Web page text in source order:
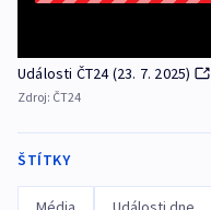
Události ČT24 (23. 7. 2025)
Zdroj: ČT24
ŠTÍTKY